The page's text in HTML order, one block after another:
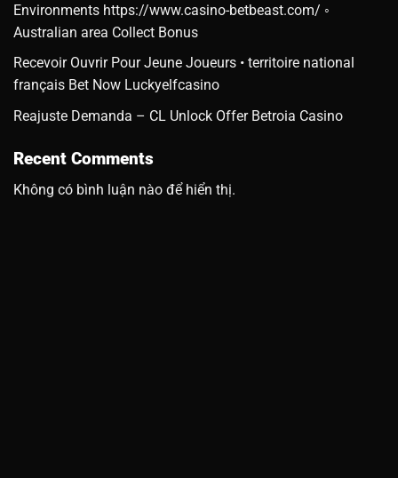
Environments https://www.casino-betbeast.com/ ◦
Australian area Collect Bonus
Recevoir Ouvrir Pour Jeune Joueurs • territoire national
français Bet Now Luckyelfcasino
Reajuste Demanda – CL Unlock Offer Betroia Casino
Recent Comments
Không có bình luận nào để hiển thị.